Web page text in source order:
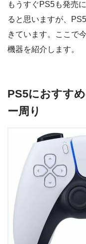
もうすぐPS5も発売
ると思いますが、
きています。
ここで
機器を紹介します。
PS5におすす
ー周り